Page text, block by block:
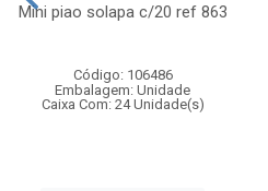
Mini piao solapa c/20 ref 863
Código: 106486
Embalagem: Unidade
Caixa Com: 24 Unidade(s)